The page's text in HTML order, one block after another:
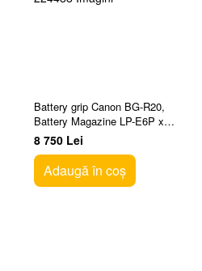
Battery grip Canon BG-R20,
Battery Magazine LP-E6P x
2pcs for Canon EOS R5,R5
MkII,R6 MkII,R6
8 750 Lei
Adaugă în coș